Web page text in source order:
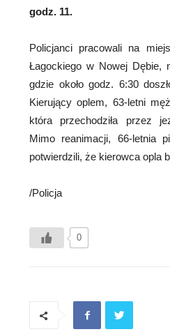
godz. 11.
Policjanci pracowali na
Łagockiego w Nowej Dębie,
gdzie około godz. 6:30
Kierujący oplem, 63-letni
która przechodziła przez
Mimo reanimacji, 66-letnia
potwierdzili, że kierowca opla
/Policja
0